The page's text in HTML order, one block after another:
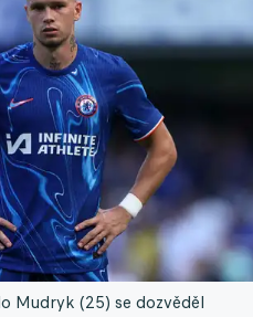
Mudryk (25) se dozvěděl